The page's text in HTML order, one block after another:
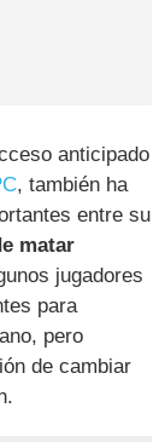
anticipado
, también ha
entre su
matar
jugadores
para
pero
de cambiar